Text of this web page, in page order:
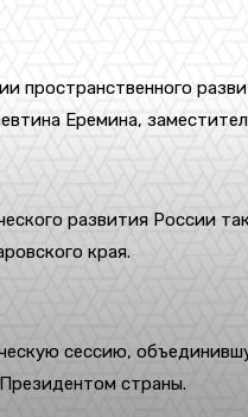
пространственного
Еремина,
развития России
края.
сессию,
страны.